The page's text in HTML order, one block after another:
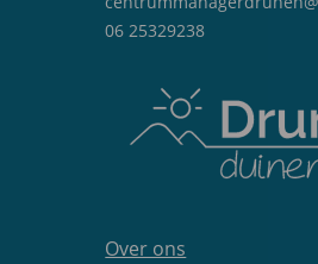
06 25329238
Over ons